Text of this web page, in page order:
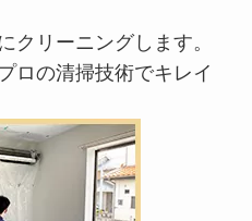
クリーニングします。
ロの清掃技術でキレイ